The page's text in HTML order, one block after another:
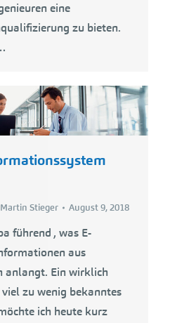
eine
zu bieten.
Martin Stieger August 9, 2018
führend , was E-
aus
anlangt. Ein wirklich
zu wenig bekanntes
ich heute kurz